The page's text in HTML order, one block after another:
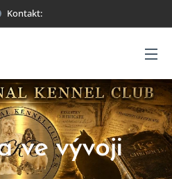
Kontakt:
ve vývoji